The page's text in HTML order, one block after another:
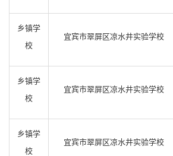
乡镇学
校
宜宾市翠屏区凉水井实验学校
乡镇学
校
宜宾市翠屏区凉水井实验学校
乡镇学
校
宜宾市翠屏区凉水井实验学校